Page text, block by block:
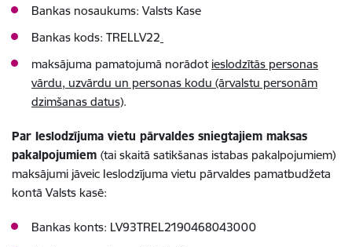
Bankas nosaukums: Valsts Kase
Bankas kods: TRELLV22
maksājuma pamatojumā norādot ieslodzītās personas
vārdu, uzvārdu un personas kodu (ārvalstu personām
dzimšanas datus).
Par Ieslodzījuma vietu pārvaldes sniegtajiem maksas
pakalpojumiem (tai skaitā satikšanas istabas pakalpojumiem)
maksājumi jāveic Ieslodzījuma vietu pārvaldes pamatbudžeta
kontā Valsts kasē:
Bankas konts: LV93TREL2190468043000